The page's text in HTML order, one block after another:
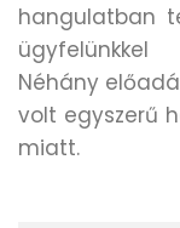
hangulatban
Néhány
volt egyszerű
miatt.